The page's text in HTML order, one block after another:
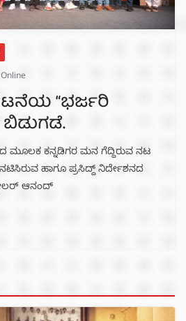
“ಭರ್ಜರಿ
ಬಿಡುಗಡೆ.
ಕನ್ನಡಿಗರ ಮನ ಗೆದ್ದಿರುವ ನಟ
ಹಾಗೂ ಪ್ರಸಿದ್ದ್ ನಿರ್ದೇಶನದ
ಆನಂದ್